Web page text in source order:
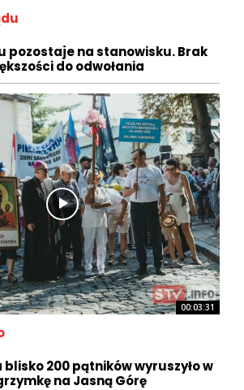
pozostaje na stanowisku. Brak
do odwołania
00:03:31
blisko 200 pątników wyruszyło w
na Jasną Górę